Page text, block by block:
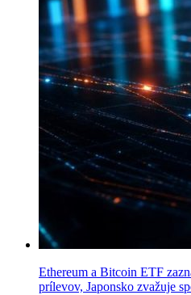
Ethereum a Bitcoin ETF
prílevov, Japonsko zvažuje